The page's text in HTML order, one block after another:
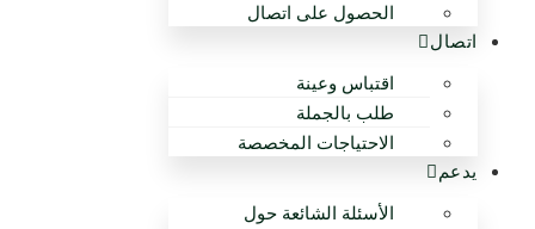
الحصول على اتصال
اتصال
اقتباس وعينة
طلب بالجملة
الاحتياجات المخصصة
يدعم
الأسئلة الشائعة حول